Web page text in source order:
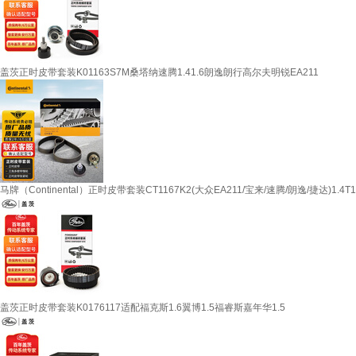
盖茨正时皮带套装K01163S7M桑塔纳速腾1.41.6朗逸朗行高尔夫明锐EA211
马牌（Continental）正时皮带套装CT1167K2(大众EA211/宝来/速腾/朗逸/捷达
盖茨正时皮带套装K0176117适配福克斯1.6翼博1.5福睿斯嘉年华1.5